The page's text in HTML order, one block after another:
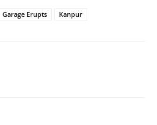
Garage Erupts Kanpur